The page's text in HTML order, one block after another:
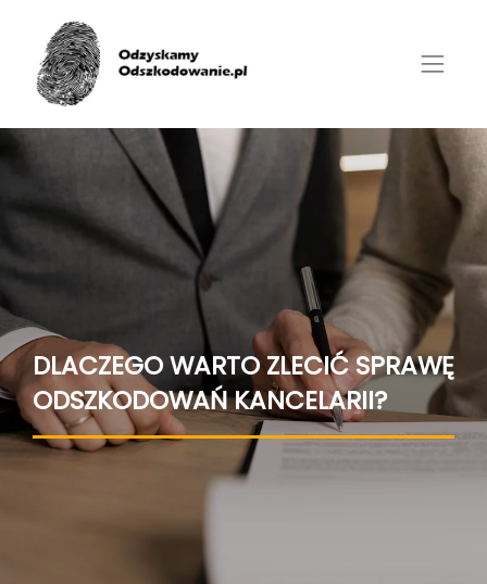
DLACZEGO WARTO ZLECIĆ SPRAWĘ
ODSZKODOWAŃ KANCELARII?